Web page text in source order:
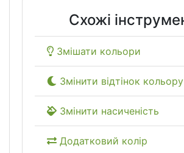
Схожі
Змішати кольори
Змінити відтінок кольору
Змінити насиченість
Додатковий колір